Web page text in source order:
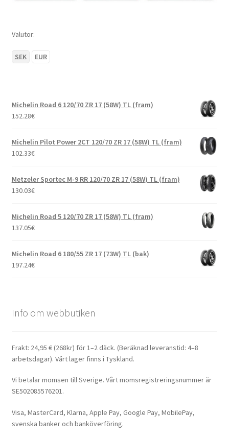
Valutor:
SEK EUR
Michelin Road 6 120/70 ZR 17 (58W) TL (fram)
152.28€
Michelin Pilot Power 2CT 120/70 ZR 17 (58W) TL (fram)
102.33€
Metzeler Sportec M-9 RR 120/70 ZR 17 (58W) TL (fram)
130.03€
Michelin Road 5 120/70 ZR 17 (58W) TL (fram)
137.05€
Michelin Road 6 180/55 ZR 17 (73W) TL (bak)
197.24€
Info om webbutiken
Frakt: 24,95 € (268kr) för 1–2 däck. (Beräknad leveranstid: 4–8
arbetsdagar). Vårt lager finns i Tyskland.
Vi betalar momsen till Sverige. Vårt momsregistreringsnummer är
SE502085576201.
Visa, MasterCard, Klarna, Apple Pay, Google Pay, MobilePay,
svenska banker och banköverföring.